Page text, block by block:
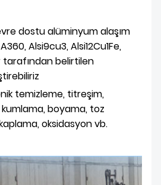
dostu alüminyum alaşım
Alsi9cu3, Alsi12Cu1Fe,
tarafından belirtilen
temizleme, titreşim,
boyama, toz
oksidasyon vb.